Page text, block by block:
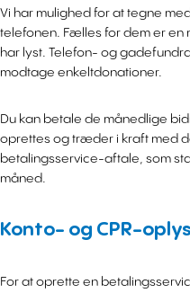
Vi har mulighed for at tegne
telefonen. Fælles for dem er
har lyst. Telefon- og
modtage enkeltdonationer.
Du kan betale de månedlige
oprettes og træder i kraft med
betalingsservice-aftale, som
måned.
Konto- og CPR-
For at oprette en